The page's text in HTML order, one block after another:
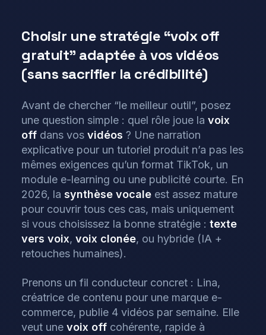
Choisir une stratégie “voix off
gratuit” adaptée à vos vidéos
(sans sacrifier la crédibilité)
Avant de chercher “le meilleur outil”, posez
une question simple : quel rôle joue lavoix
off dans vosvidéos ? Une narration
explicative pour un tutoriel produit n’a pas les
mêmes exigences qu’un format TikTok, un
module e-learning ou une publicité courte. En
2026, lasynthèse vocale est assez mature
pour couvrir tous ces cas, mais uniquement
si vous choisissez la bonne stratégie :texte
vers voix,voix clonée, ou hybride (IA +
retouches humaines).
Prenons un fil conducteur concret : Lina,
créatrice de contenu pour une marque e-
commerce, publie 4 vidéos par semaine. Elle
veut unevoix off cohérente, rapide à